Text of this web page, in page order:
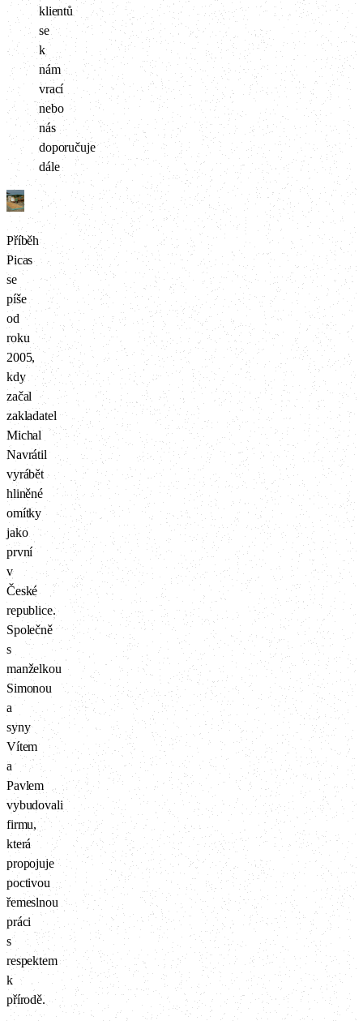
klientů
se
k
nám
vrací
nebo
nás
doporučuje
dále
Příběh
Picas
se
píše
od
roku
2005,
kdy
začal
zakladatel
Michal
Navrátil
vyrábět
hliněné
omítky
jako
první
v
České
republice.
Společně
s
manželkou
Simonou
a
syny
Vítem
a
Pavlem
vybudovali
firmu,
která
propojuje
poctivou
řemeslnou
práci
s
respektem
k
přírodě.